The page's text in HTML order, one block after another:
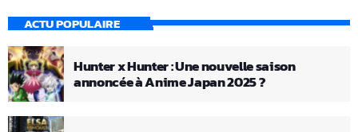
ACTU POPULAIRE
Hunter x Hunter : Une nouvelle saison
annoncée à Anime Japan 2025 ?